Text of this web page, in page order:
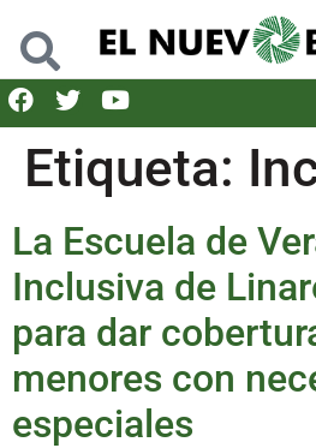
Etiqueta:
La Escuela de
Inclusiva de
para dar
menores con
especiales